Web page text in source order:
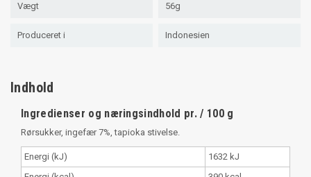
Vægt 56g
Produceret i Indonesien
Indhold
Ingredienser og næringsindhold pr. / 100 g
Rørsukker, ingefær 7%, tapioka stivelse.
Energi (kJ)
1632 kJ